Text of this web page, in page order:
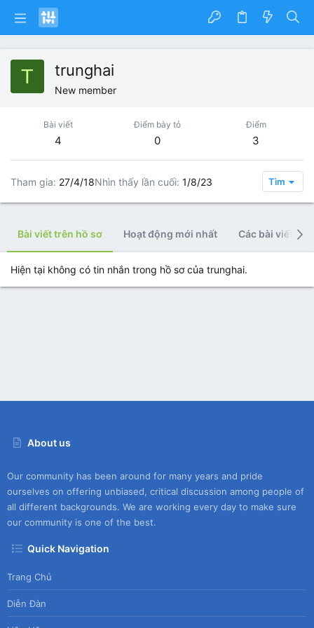
T trunghai
New member
Bài viết
4
Điểm bày tỏ
0
Điểm
3
Tham gia 27/4/18Nhìn thấy lần cuối 1/8/23 Tìm
Bài viết trên hồ sơ Hoạt động mới nhất Các bài viết
Hiện tại không có tin nhắn trong hồ sơ của trunghai.
About us
Our community has been around for many years and pride
ourselves on offering unbiased, critical discussion among people of
all different backgrounds. We are working every day to make sure
our community is one of the best.
Quick Navigation
Trang Chủ
Diễn Đàn